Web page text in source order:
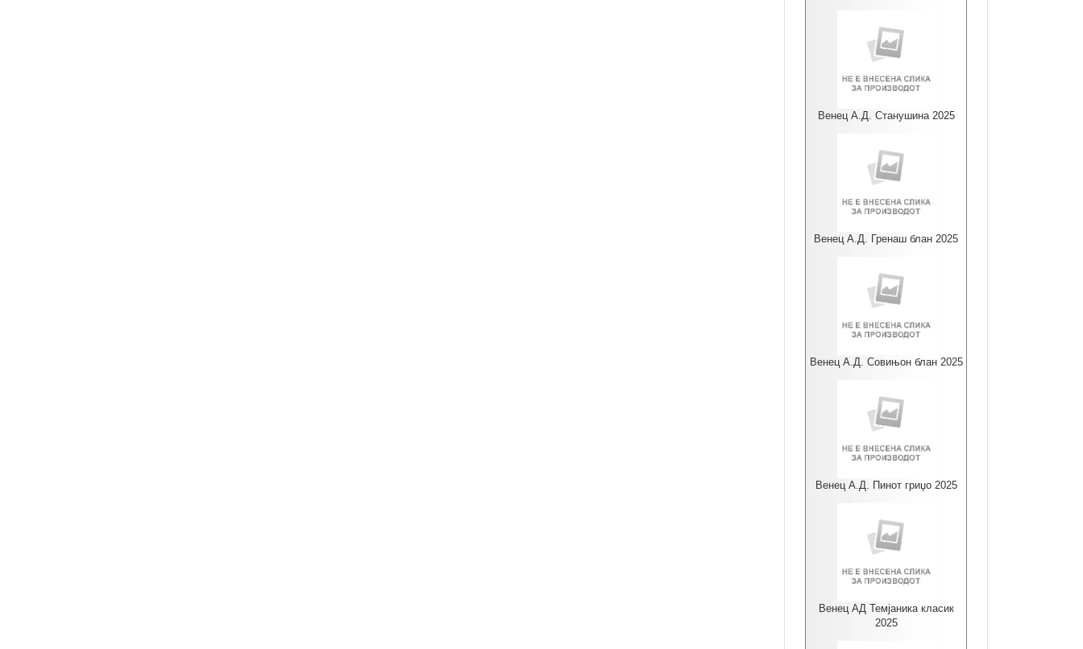
Венец А.Д. Станушина 2025
Венец А.Д. Гренаш блан 2025
Венец А.Д. Совињон блан 2025
Венец А.Д. Пинот гриџо 2025
Венец АД Темјаника класик
2025